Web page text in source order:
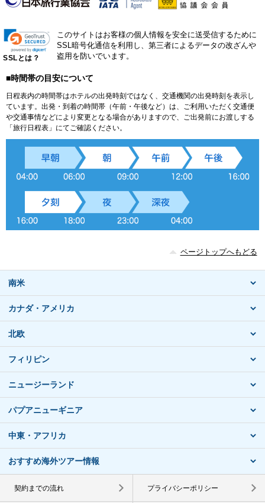
SSLとは？
このサイトはお客様の個人情報を安全に送受信するために
SSL暗号化通信を利用し、第三者によるデータの改ざんや
盗用を防いでいます。
■時間帯の目安について
日程表内の時間帯はホテルの出発時刻ではなく、交通機関の出発時刻を表示し
ています。出発・到着の時間帯（午前・午後など）は、ご利用いただく交通便
や交通事情などにより変更となる場合がありますので、ご出発前にお渡しする
「旅行日程表」にてご確認ください。
ページトップへもどる
南米
カナダ・アメリカ
北欧
フィリピン
ニュージーランド
パプアニューギニア
中東・アフリカ
おすすめ海外ツアー情報
契約までの流れ プライバシーポリシー